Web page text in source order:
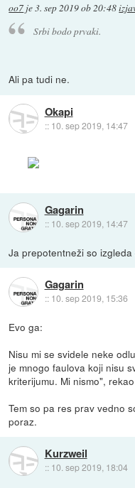
oo7 je3. sep 2019 ob 20:48
Srbi bodo prvaki.
Ali pa tudi ne.
Okapi
:: 10. sep 2019, 14:47
Gagarin
:: 10. sep 2019, 14:47
Ja prepotentneži so
Gagarin
:: 10. sep 2019, 15:36
Evo ga:
Nisu mi se svidele neke
je mnogo faulova koji nisu
kriterijumu. Mi nismo",
Tem so pa res prav vedno
poraz.
Kurzweil
:: 10. sep 2019, 18:04